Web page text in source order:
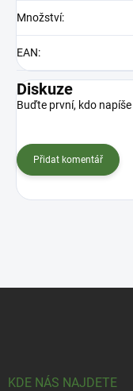
Množství:
EAN:
Diskuze
Buďte první, kdo
Přidat komentář
KDE NÁS NAJDETE